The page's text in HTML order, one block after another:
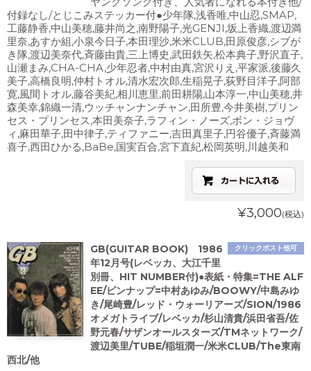
付録なし/とじこみステッカー付●少年隊,浅香唯,中山忍,SMAP,
工藤静香,中山美穂,藤井尚之,南野陽子,光GENJI,坂上香織,渡辺満
里奈,あすか組,小泉今日子,本田理沙,米米CLUB,田原俊彦,シブが
き隊,渡辺美奈代,斉藤由貴,三上博史,武田鉄矢,松本典子,野沢直子,
山瀬まみ,CHA-CHA,少年忍者,中村由真,宮沢りえ,平家派,後藤久
美子,高橋良明,仲村トオル,清水宏次郎,生稲晃子,荻野目洋子,阿部
寛,風間トオル,藤谷美紀,相川恵里,前田耕陽,山本淳一,中山美穂,井
森美幸,錦織一清,ウッチャンナンチャン,田所豊,今井美樹,プリン
セス・プリンセス,本田美奈子,ラフィン・ノーズ,ボン・ジョヴ
ィ,麻田華子,田中律子,ティファニー,吉田真里子,円谷優子,斉藤満
喜子,西田ひかる,BaBe,国実百合,宮下直紀,松岡英明,川越美和
¥3,000(税込)
クリックポスト他可
GB(GUITAR BOOK) 1986
年12月号(レベッカ、大江千里
別冊、HIT NUMBER付)●表紙・特集=THE ALF
EE/ピンナップ=中村あゆみ/BOOWY/中島みゆ
き/尾崎豊/レッド・ウォーリアーズ/SION/1986
オメガトライブ/レベッカ/杉山清貴/浜田省吾/佐
野元春/サザンオールスターズ/TMネットワーク/
渡辺美里/TUBE/稲垣潤一/米米CLUB/The東南
西北/他